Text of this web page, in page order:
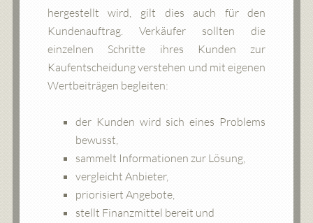
hergestellt wird, gilt dies auch für den
Kundenauftrag. Verkäufer sollten die
einzelnen Schritte ihres Kunden zur
Kaufentscheidung verstehen und mit eigenen
Wertbeiträgen begleiten:
der Kunden wird sich eines Problems
bewusst,
sammelt Informationen zur Lösung,
vergleicht Anbieter,
priorisiert Angebote,
stellt Finanzmittel bereit und